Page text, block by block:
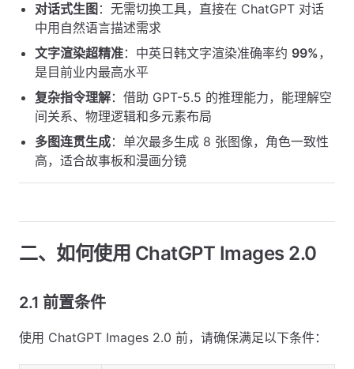
对话式生图 ：无需切换工具，直接在 ChatGPT 对话
中用自然语言描述需求
文字渲染超精准：中英日韩文字渲染准确率约 99%，
是目前业内最高水平
复杂指令理解：借助 GPT-5.5 的推理能力，能理解空
间关系、物理逻辑和多元素布局
多图连贯生成：单次最多生成 8 张图像，角色一致性
高，适合故事板和漫画分镜
二、如何使用 ChatGPT Images 2.0
2.1 前置条件
使用 ChatGPT Images 2.0 前，请确保满足以下条件：